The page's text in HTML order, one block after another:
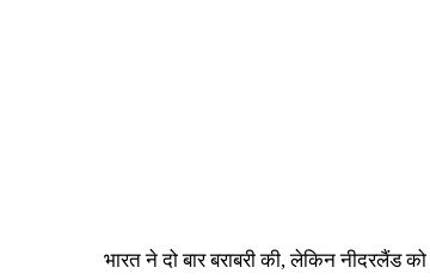
भारत ने दो बार बराबरी की, लेकिन नीदरलैंड